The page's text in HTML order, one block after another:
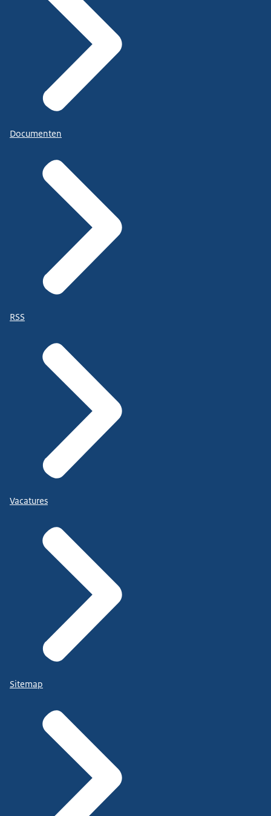
Documenten
RSS
Vacatures
Sitemap